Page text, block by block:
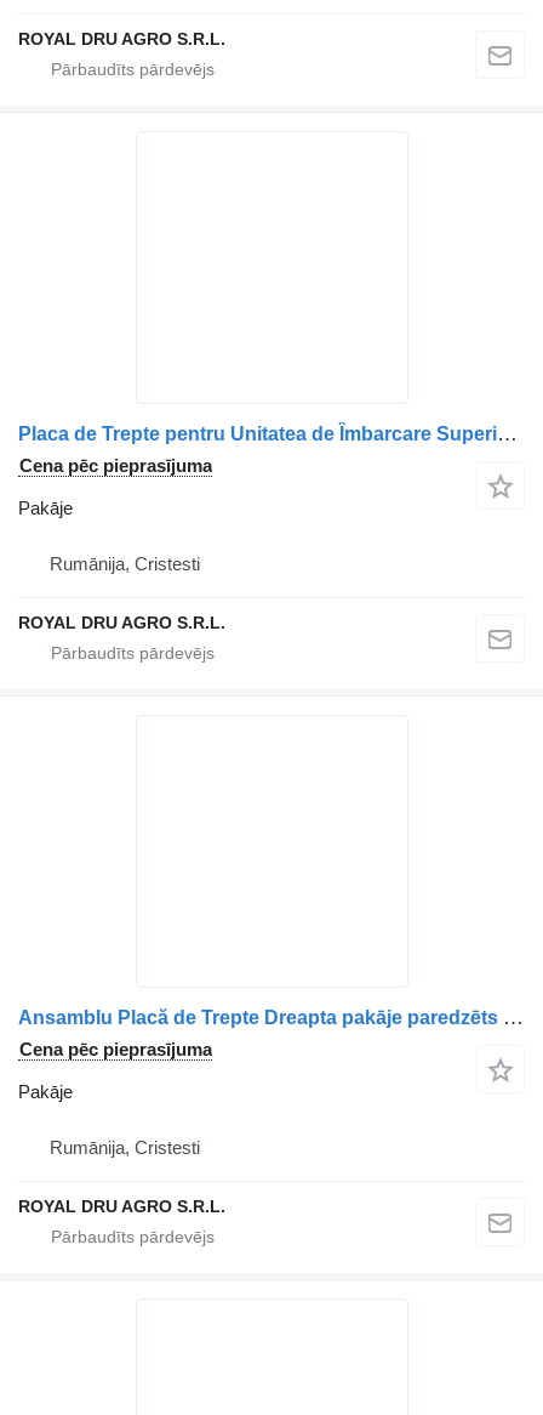
ROYAL DRU AGRO S.R.L.
Placa de Trepte pentru Unitatea de Îmbarcare Superioară Stânga pakāje paredzēts Volvo kravas automašīnas
Cena pēc pieprasījuma
Pakāje
Rumānija, Cristesti
ROYAL DRU AGRO S.R.L.
Ansamblu Placă de Trepte Dreapta pakāje paredzēts Volvo 82151654/82151656/82141521/82355197 kravas automašīnas
Cena pēc pieprasījuma
Pakāje
Rumānija, Cristesti
ROYAL DRU AGRO S.R.L.